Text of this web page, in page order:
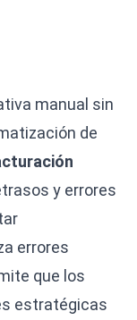
manual sin
de
y errores
errores
que los
estratégicas